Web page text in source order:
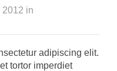
2012 in
adipiscing elit.
tortor imperdiet